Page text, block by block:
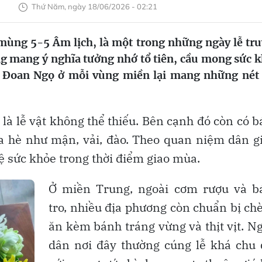
Thứ Năm, ngày 18/06/2026 - 02:21
5-5 Âm lịch, là một trong những ngày lễ
mang ý nghĩa tưởng nhớ tổ tiên, cầu mong sức
Ngọ ở mỗi vùng miền lại mang những nét
lễ vật không thể thiếu. Bên cạnh đó còn có
như mận, vải, đào. Theo quan niệm dân
sức khỏe trong thời điểm giao mùa.
Ở miền Trung, ngoài cơm rượu và
tro, nhiều địa phương còn chuẩn bị
ăn kèm bánh tráng vừng và thịt vịt.
dân nơi đây thường cúng lễ khá chu